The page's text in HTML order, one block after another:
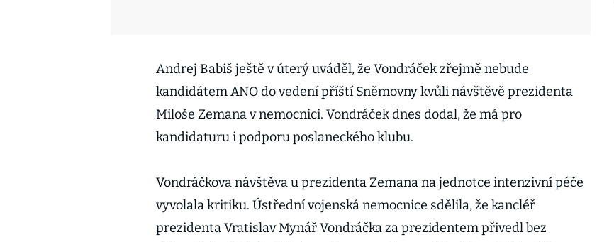
Andrej Babiš ještě v úterý uváděl, že Vondráček zřejmě nebude
kandidátem ANO do vedení příští Sněmovny kvůli návštěvě prezidenta
Miloše Zemana v nemocnici. Vondráček dnes dodal, že má pro
kandidaturu i podporu poslaneckého klubu.
Vondráčkova návštěva u prezidenta Zemana na jednotce intenzivní péče
vyvolala kritiku. Ústřední vojenská nemocnice sdělila, že kancléř
prezidenta Vratislav Mynář Vondráčka za prezidentem přivedl bez